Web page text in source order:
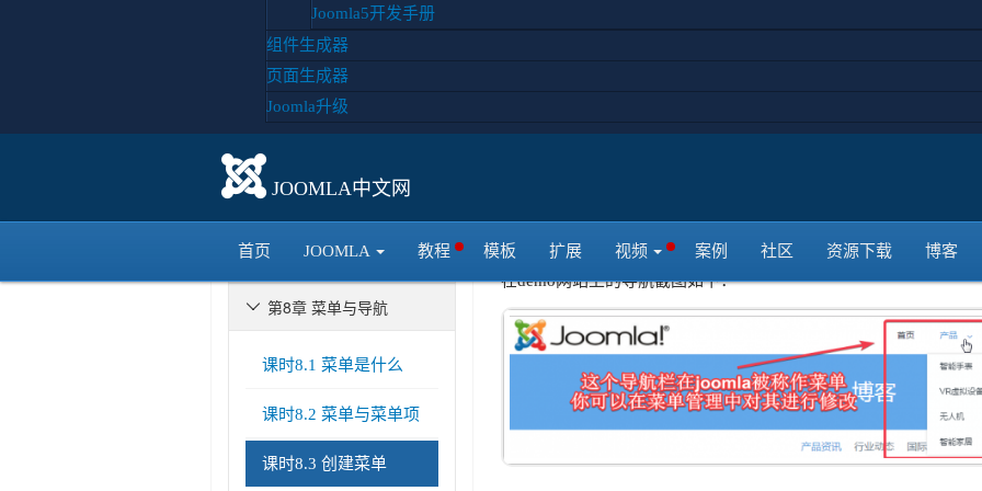
Joomla5开发手册
组件生成器
页面生成器
Joomla升级
JOOMLA中文网
首页 JOOMLA 教程 模板 扩展 视频 案例 社区 资源下载 博客
2，目标导航
在demo网站上的导航截图如下：
第2章 Joomla的安装与汉
化
第3章 Joomla备份与还原
第4章 重新认识Joomla

第7章 joomla模板机制

第8章 菜单与导航

课时8.1 菜单是什么
课时8.2 菜单与菜单项
课时8.3 创建菜单